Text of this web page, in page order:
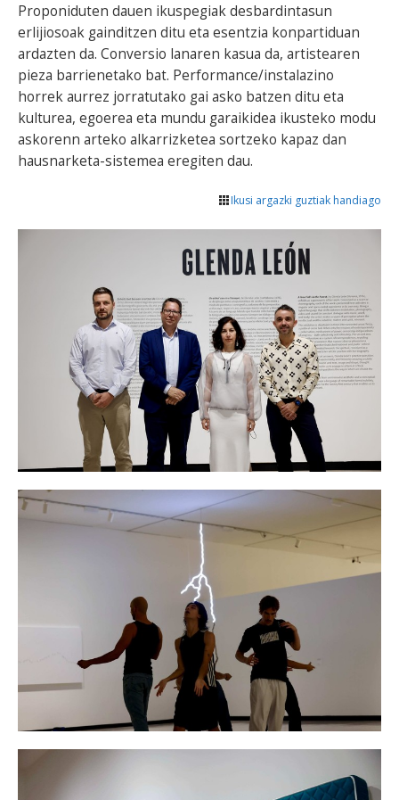
Proponiduten dauen ikuspegiak desbardintasun
erlijiosoak gainditzen ditu eta esentzia konpartiduan
ardazten da. Conversio lanaren kasua da, artistearen
pieza barrienetako bat. Performance/instalazino
horrek aurrez jorratutako gai asko batzen ditu eta
kulturea, egoerea eta mundu garaikidea ikusteko modu
askorenn arteko alkarrizketea sortzeko kapaz dan
hausnarketa-sistemea eregiten dau.
Ikusi argazki guztiak handiago